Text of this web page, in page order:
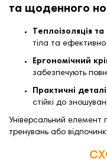
та щоденного
Теплоізоляція
тіла та ефективно
Ергономічний
забезпечують
Практичні
стійкі до
Універсальний елемент
тренувань або